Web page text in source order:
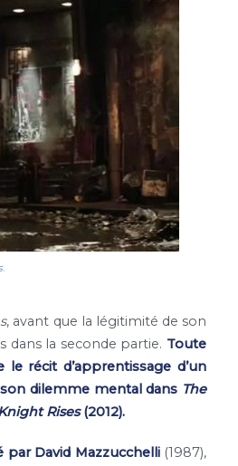
.
, avant que la légitimité de son
la seconde partie. Toute
récit d’apprentissage d’un
dilemme mental dans The
Rises(2012).
David Mazzucchelli(1987),